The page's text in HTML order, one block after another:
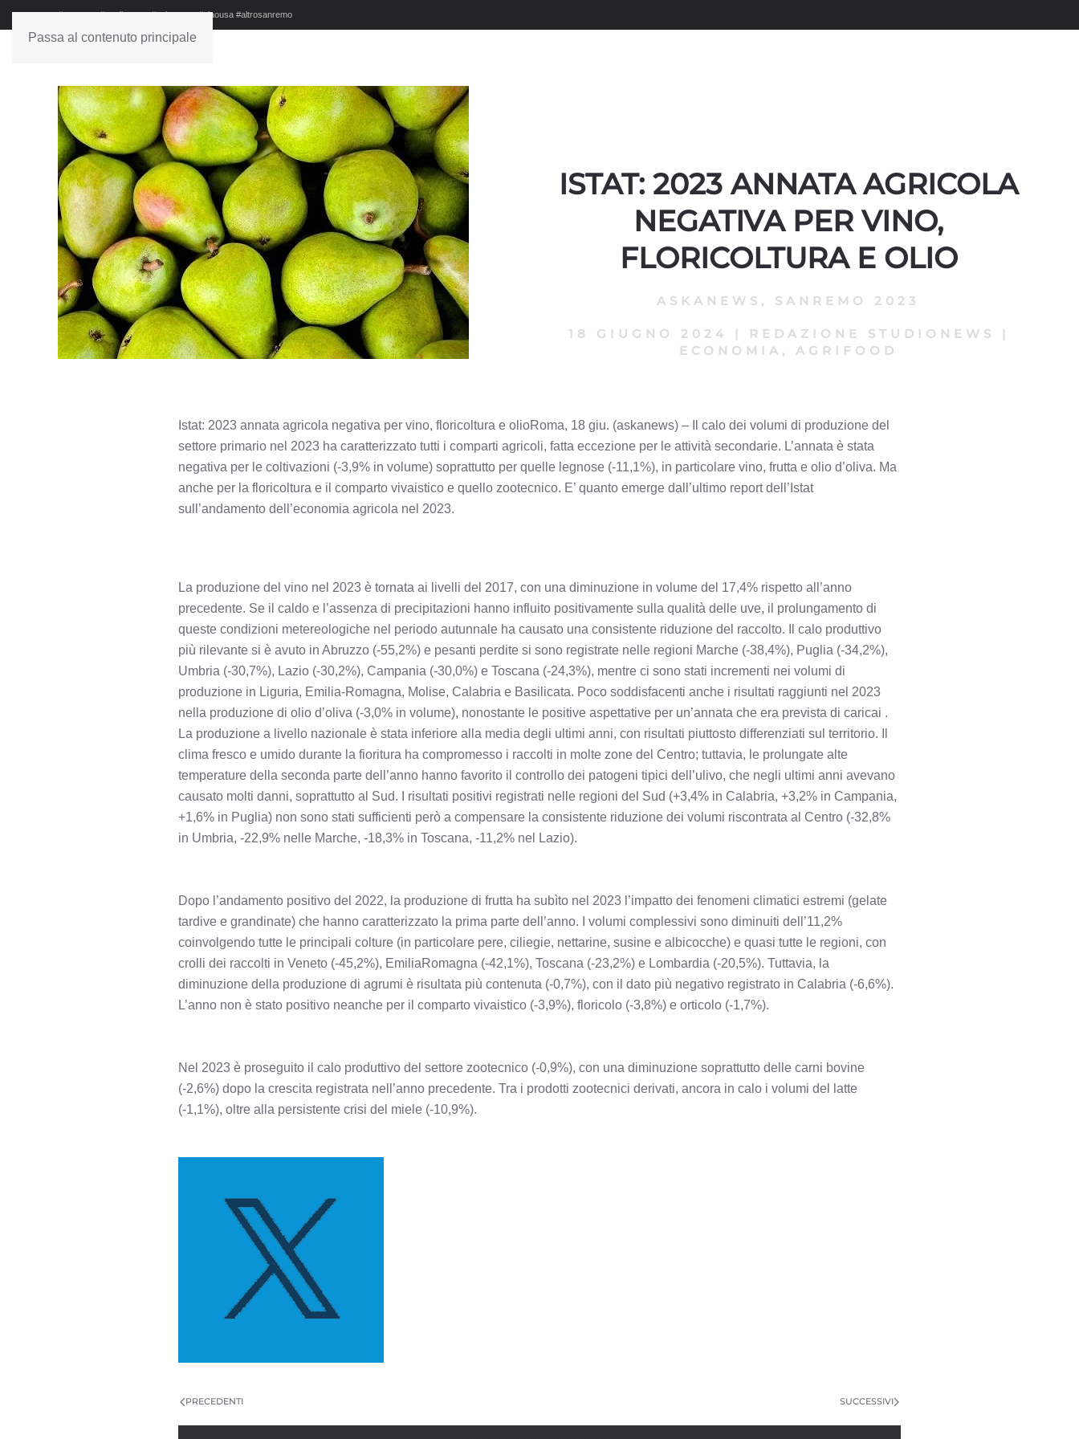
Passa al contenuto principale
#sanremo #studionews #askanews #ciaousa #altrosanremo
ISTAT: 2023 ANNATA AGRICOLA
NEGATIVA PER VINO,
FLORICOLTURA E OLIO
ASKANEWS , SANREMO 2023
18 GIUGNO 2024 | REDAZIONE STUDIONEWS
|
ECONOMIA, AGRIFOOD
Istat: 2023 annata agricola negativa per vino, floricoltura e olioRoma, 18 giu. (askanews) – Il calo dei volumi di produzione del
settore primario nel 2023 ha caratterizzato tutti i comparti agricoli, fatta eccezione per le attività secondarie. L’annata è stata
negativa per le coltivazioni (-3,9% in volume) soprattutto per quelle legnose (-11,1%), in particolare vino, frutta e olio d’oliva. Ma
anche per la floricoltura e il comparto vivaistico e quello zootecnico. E’ quanto emerge dall’ultimo report dell’Istat
sull’andamento dell’economia agricola nel 2023.
La produzione del vino nel 2023 è tornata ai livelli del 2017, con una diminuzione in volume del 17,4% rispetto all’anno
precedente. Se il caldo e l’assenza di precipitazioni hanno influito positivamente sulla qualità delle uve, il prolungamento di
queste condizioni metereologiche nel periodo autunnale ha causato una consistente riduzione del raccolto. Il calo produttivo
più rilevante si è avuto in Abruzzo (-55,2%) e pesanti perdite si sono registrate nelle regioni Marche (-38,4%), Puglia (-34,2%),
Umbria (-30,7%), Lazio (-30,2%), Campania (-30,0%) e Toscana (-24,3%), mentre ci sono stati incrementi nei volumi di
produzione in Liguria, Emilia-Romagna, Molise, Calabria e Basilicata. Poco soddisfacenti anche i risultati raggiunti nel 2023
nella produzione di olio d’oliva (-3,0% in volume), nonostante le positive aspettative per un’annata che era prevista di caricai .
La produzione a livello nazionale è stata inferiore alla media degli ultimi anni, con risultati piuttosto differenziati sul territorio. Il
clima fresco e umido durante la fioritura ha compromesso i raccolti in molte zone del Centro; tuttavia, le prolungate alte
temperature della seconda parte dell’anno hanno favorito il controllo dei patogeni tipici dell’ulivo, che negli ultimi anni avevano
causato molti danni, soprattutto al Sud. I risultati positivi registrati nelle regioni del Sud (+3,4% in Calabria, +3,2% in Campania,
+1,6% in Puglia) non sono stati sufficienti però a compensare la consistente riduzione dei volumi riscontrata al Centro (-32,8%
in Umbria, -22,9% nelle Marche, -18,3% in Toscana, -11,2% nel Lazio).
Dopo l’andamento positivo del 2022, la produzione di frutta ha subìto nel 2023 l’impatto dei fenomeni climatici estremi (gelate
tardive e grandinate) che hanno caratterizzato la prima parte dell’anno. I volumi complessivi sono diminuiti dell’11,2%
coinvolgendo tutte le principali colture (in particolare pere, ciliegie, nettarine, susine e albicocche) e quasi tutte le regioni, con
crolli dei raccolti in Veneto (-45,2%), EmiliaRomagna (-42,1%), Toscana (-23,2%) e Lombardia (-20,5%). Tuttavia, la
diminuzione della produzione di agrumi è risultata più contenuta (-0,7%), con il dato più negativo registrato in Calabria (-6,6%).
L’anno non è stato positivo neanche per il comparto vivaistico (-3,9%), floricolo (-3,8%) e orticolo (-1,7%).
Nel 2023 è proseguito il calo produttivo del settore zootecnico (-0,9%), con una diminuzione soprattutto delle carni bovine
(-2,6%) dopo la crescita registrata nell’anno precedente. Tra i prodotti zootecnici derivati, ancora in calo i volumi del latte
(-1,1%), oltre alla persistente crisi del miele (-10,9%).
PRECEDENTI SUCCESSIVI